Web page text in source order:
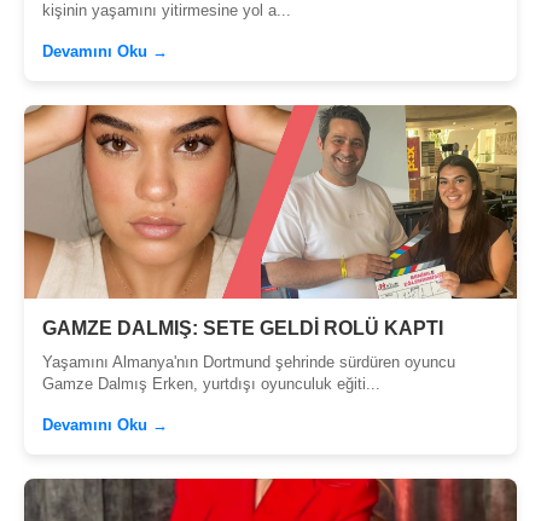
kişinin yaşamını yitirmesine yol a...
Devamını Oku →
GAMZE DALMIŞ: SETE GELDİ ROLÜ KAPTI
Yaşamını Almanya'nın Dortmund şehrinde sürdüren oyuncu
Gamze Dalmış Erken, yurtdışı oyunculuk eğiti...
Devamını Oku →